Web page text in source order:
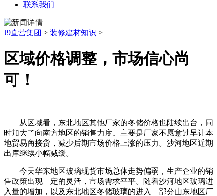
联系我们
J9直营集团 > 装修建材知识 >
区域价格调整，市场信心尚
可！
从区域看，东北地区其他厂家的冬储价格也陆续出台，同
时加大了向南方地区的销售力度。主要是厂家不愿意过早让本
地贸易商接货，减少后期市场价格上涨的压力。沙河地区近期
出库继续小幅减缓。
今天华东地区玻璃现货市场总体走势偏弱，生产企业的销
售政策出现一定的灵活，市场需求平平。随着沙河地区玻璃进
入量的增加，以及东北地区冬储玻璃的进入，部分山东地区厂